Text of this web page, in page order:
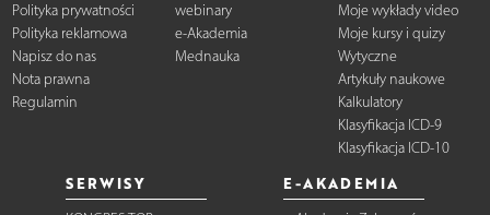
Polityka prywatności
Polityka reklamowa
Napisz do nas
Nota prawna
Regulamin
webinary
e-Akademia
Mednauka
Moje wykłady video
Moje kursy i quizy
Wytyczne
Artykuły naukowe
Kalkulatory
Klasyfikacja ICD-9
Klasyfikacja ICD-10
SERWISY E-AKADEMIA